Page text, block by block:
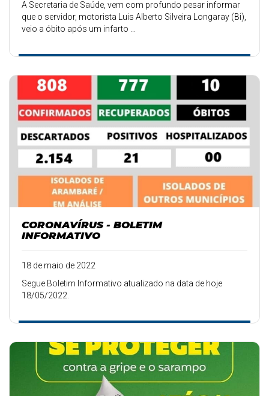
A Secretaria de Saúde, vem com profundo pesar informar
que o servidor, motorista Luis Alberto Silveira Longaray (Bi),
veio a óbito após um infarto ...
CORONAVÍRUS - BOLETIM
INFORMATIVO
18 de maio de 2022
Segue Boletim Informativo atualizado na data de hoje
18/05/2022.